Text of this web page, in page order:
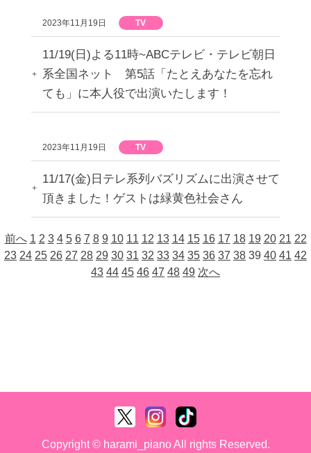
2023年11月19日 TV
11/19(日)よる11時~ABCテレビ・テレビ朝日
系全国ネット 第5話「たとえあなたを忘れ
ても」に本人役で出演いたします！
2023年11月19日 TV
11/17(金)日テレ系列バズリズムに出演させて
頂きました！ゲストは緑黄色社会さん
前へ 1 2 3 4 5 6 7 8 9 10 11 12 13 14 15 16 17 18 19 20 21 22
23 24 25 26 27 28 29 30 31 32 33 34 35 36 37 38 39 40 41 42
43 44 45 46 47 48 49 次へ
Copyright © harami_piano All rights Reserved.